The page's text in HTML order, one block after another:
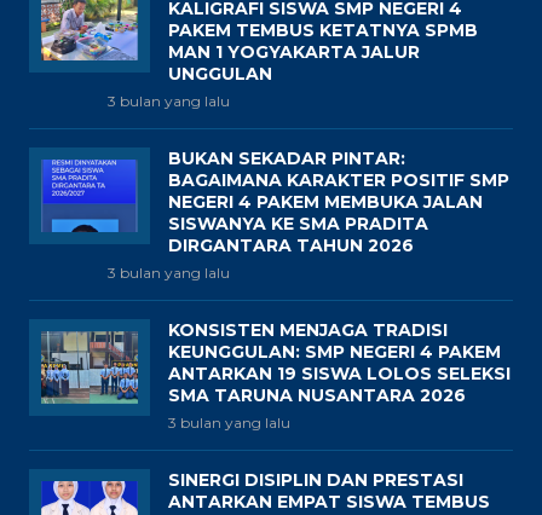
KALIGRAFI SISWA SMP NEGERI 4
PAKEM TEMBUS KETATNYA SPMB
MAN 1 YOGYAKARTA JALUR
UNGGULAN
3 bulan yang lalu
BUKAN SEKADAR PINTAR:
BAGAIMANA KARAKTER POSITIF SMP
NEGERI 4 PAKEM MEMBUKA JALAN
SISWANYA KE SMA PRADITA
DIRGANTARA TAHUN 2026
3 bulan yang lalu
KONSISTEN MENJAGA TRADISI
KEUNGGULAN: SMP NEGERI 4 PAKEM
ANTARKAN 19 SISWA LOLOS SELEKSI
SMA TARUNA NUSANTARA 2026
3 bulan yang lalu
SINERGI DISIPLIN DAN PRESTASI
ANTARKAN EMPAT SISWA TEMBUS